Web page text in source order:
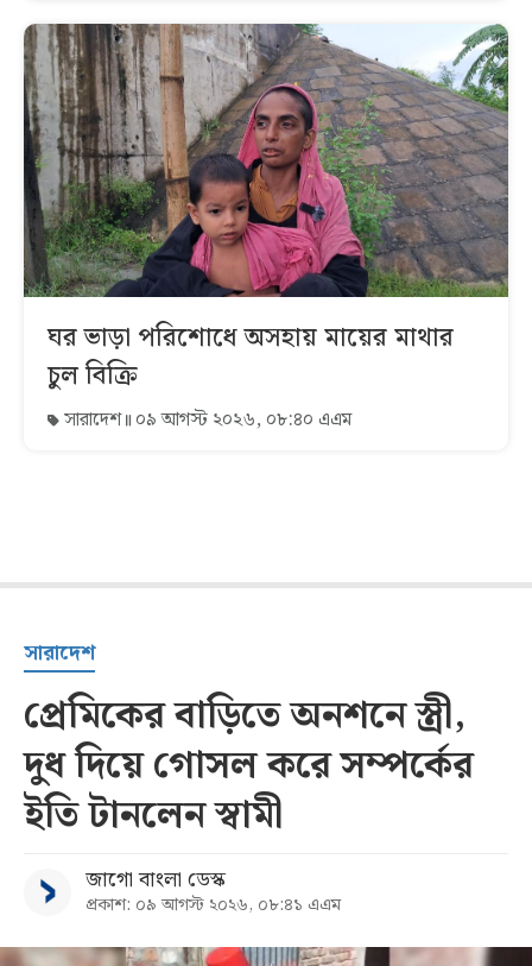
ঘর ভাড়া পরিশোধে অসহায় মায়ের মাথার
চুল বিক্রি
সারাদেশ ০৯ আগস্ট ২০২৬, ০৮:৪০ এএম
সারাদেশ
প্রেমিকের বাড়িতে অনশনে স্ত্রী,
দুধ দিয়ে গোসল করে সম্পর্কের
ইতি টানলেন স্বামী
জাগো বাংলা ডেস্ক
প্রকাশ: ০৯ আগস্ট ২০২৬, ০৮:৪১ এএম